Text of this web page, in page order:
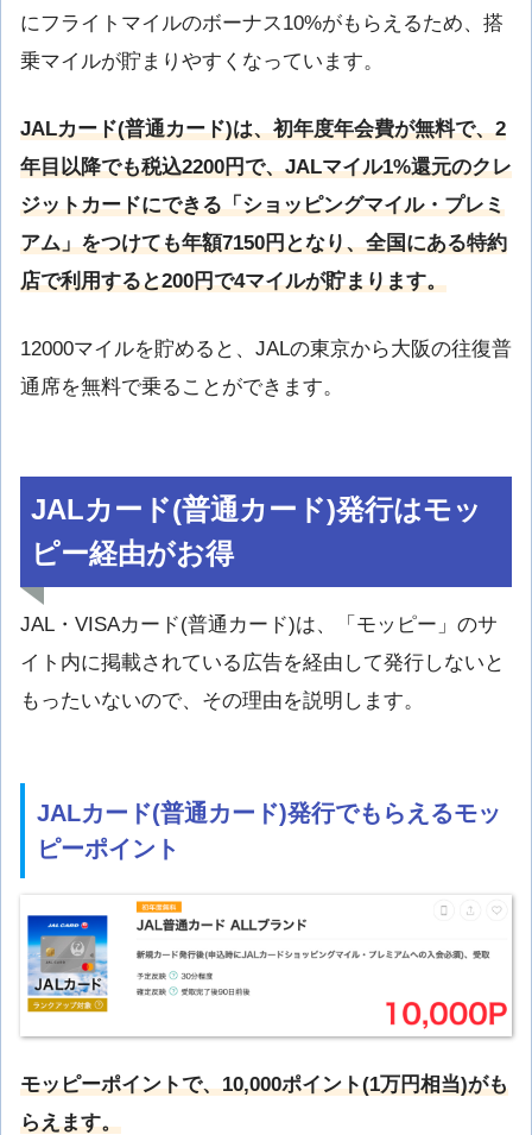
にフライトマイルのボーナス10%がもらえるため、搭
乗マイルが貯まりやすくなっています。
JALカード(普通カード)は、初年度年会費が無料で、2
年目以降でも税込2200円で、JALマイル1%還元のクレ
ジットカードにできる「ショッピングマイル・プレミ
アム」をつけても年額7150円となり、全国にある特約
店で利用すると200円で4マイルが貯まります。
12000マイルを貯めると、JALの東京から大阪の往復普
通席を無料で乗ることができます。
JALカード(普通カード)発行はモッ
ピー経由がお得
JAL・VISAカード(普通カード)は、「モッピー」のサ
イト内に掲載されている広告を経由して発行しないと
もったいないので、その理由を説明します。
JALカード(普通カード)発行でもらえるモッ
ピーポイント
モッピーポイントで、10,000ポイント(1万円相当)がも
らえます。